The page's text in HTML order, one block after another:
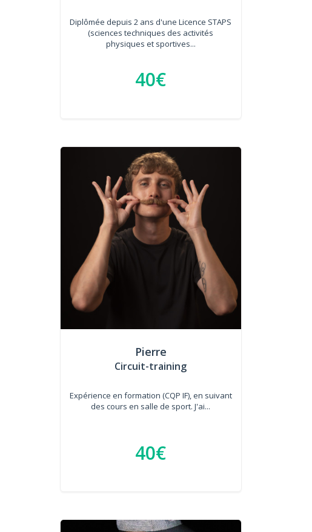
Diplômée depuis 2 ans d'une Licence STAPS
(sciences techniques des activités
physiques et sportives...
40€
Pierre
Circuit-training
Expérience en formation (CQP IF), en suivant
des cours en salle de sport. J'ai...
40€